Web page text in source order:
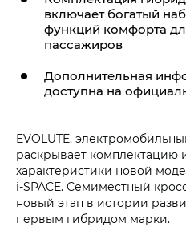
включает богатый
функций комфорта
пассажиров
Дополнительная
доступна на
EVOLUTE,
раскрывает комплектацию
характеристики новой
i‑SPACE. Семиместный
новый этап в истории
первым гибридом марки.